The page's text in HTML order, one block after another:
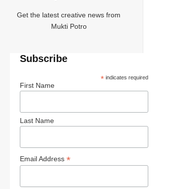
Get the latest creative news from
Mukti Potro
Subscribe
* indicates required
First Name
Last Name
Email Address*